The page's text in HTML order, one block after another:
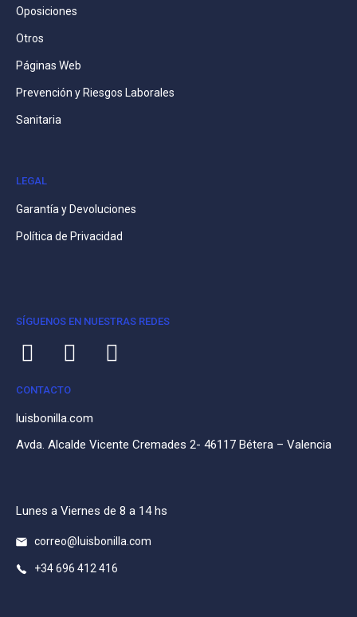
Oposiciones
Otros
Páginas Web
Prevención y Riesgos Laborales
Sanitaria
LEGAL
Garantía y Devoluciones
Política de Privacidad
SÍGUENOS EN NUESTRAS REDES
CONTACTO
luisbonilla.com
Avda. Alcalde Vicente Cremades 2- 46117 Bétera – Valencia
Lunes a Viernes de 8 a 14 hs
correo@luisbonilla.com
+34 696 412 416